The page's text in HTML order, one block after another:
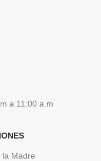
a 11:00 a.m
la Madre